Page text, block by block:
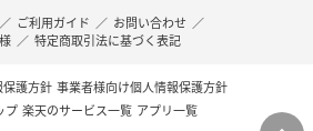
／ ご利用ガイド ／ お問い合わせ ／
／ 特定商取引法に基づく表記
護方針 事業者様向け個人情報保護方針
プ 楽天のサービス一覧 アプリ一覧